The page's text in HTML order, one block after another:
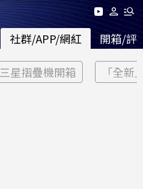
社群/APP/網紅 開箱/評
三星摺疊機開箱 「全新